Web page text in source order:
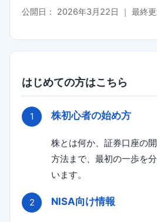
公開日： 2026年3月22日 ｜ 最終
はじめての方はこちら
株初心者の始め方
株とは何か、証券口座の
方法まで、最初の一歩を
います。
NISA向け情報